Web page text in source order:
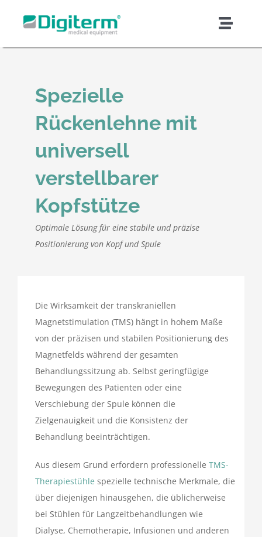
Produkt & Lösungen
Qualität und Sicherheit
Auftragsfertigung
Nachrichten und Artikel
Spezielle
Rückenlehne mit
universell
verstellbarer
Kopfstütze
Optimale Lösung für eine stabile und präzise
Positionierung von Kopf und Spule
Die Wirksamkeit der transkraniellen
Magnetstimulation (TMS) hängt in hohem Maße
von der präzisen und stabilen Positionierung des
Magnetfelds während der gesamten
Behandlungssitzung ab. Selbst geringfügige
Bewegungen des Patienten oder eine
Verschiebung der Spule können die
Zielgenauigkeit und die Konsistenz der
Behandlung beeinträchtigen.
Aus diesem Grund erfordern professionelleTMS-
Therapiestühle spezielle technische Merkmale, die
über diejenigen hinausgehen, die üblicherweise
bei Stühlen für Langzeitbehandlungen wie
Dialyse, Chemotherapie, Infusionen und anderen